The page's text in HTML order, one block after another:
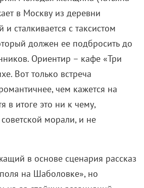
в Москву из деревни
и сталкивается с таксистом
должен ее подбросить до
Ориентир – кафе «Три
Вот только встреча
чем кажется на
в итоге это ни к чему,
морали, и не
в основе сценария рассказ
на Шаболовке», но